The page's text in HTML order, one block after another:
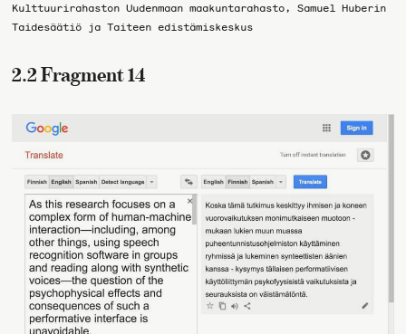
Kulttuurirahaston Uudenmaan maakuntarahasto, Samuel Huberin
Taidesäätiö ja Taiteen edistämiskeskus
2.2 Fragment 14